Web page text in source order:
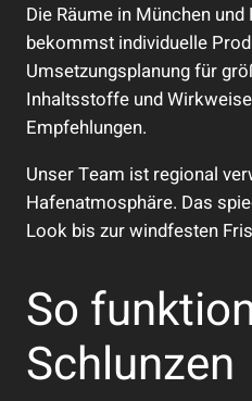
Die Räume in München
bekommst individuelle
Umsetzungsplanung für
Inhaltsstoffe und
Empfehlungen.
Unser Team ist regional
Hafenatmosphäre. Das
Look bis zur windfesten
So
Schlunzen